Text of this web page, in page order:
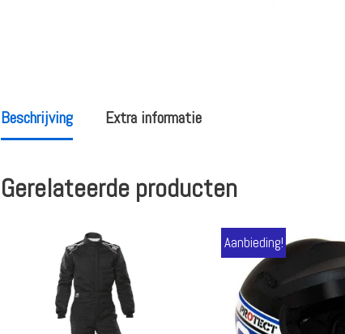
Beschrijving Extra informatie
Gerelateerde producten
Aanbieding!